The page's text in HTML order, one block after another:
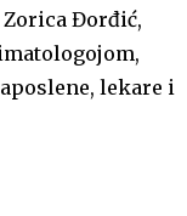
Đorđić,
lekare i